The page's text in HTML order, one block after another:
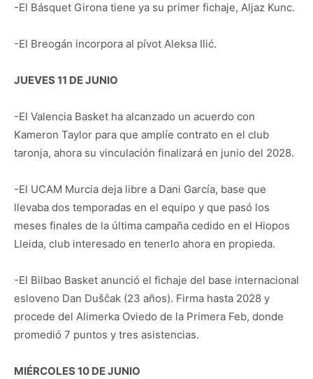
-El Básquet Girona tiene ya su primer fichaje, Aljaz Kunc.
-El Breogán incorpora al pívot Aleksa Ilić.
JUEVES 11 DE JUNIO
-El Valencia Basket ha alcanzado un acuerdo con
Kameron Taylor para que amplíe contrato en el club
taronja, ahora su vinculación finalizará en junio del 2028.
-El UCAM Murcia deja libre a Dani García, base que
llevaba dos temporadas en el equipo y que pasó los
meses finales de la última campaña cedido en el Hiopos
Lleida, club interesado en tenerlo ahora en propieda.
-El Bilbao Basket anunció el fichaje del base internacional
esloveno Dan Duščak (23 años). Firma hasta 2028 y
procede del Alimerka Oviedo de la Primera Feb, donde
promedió 7 puntos y tres asistencias.
MIÉRCOLES 10 DE JUNIO